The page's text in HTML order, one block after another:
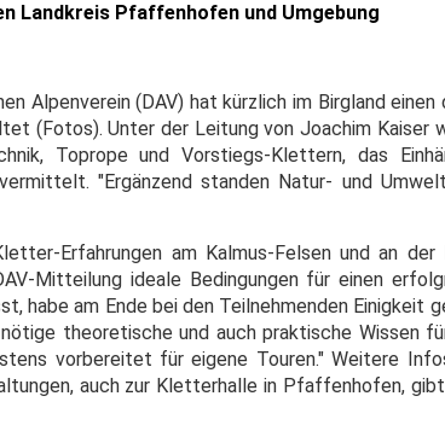
Landkreis Pfaffenhofen und Umgebung
Alpenverein (DAV) hat kürzlich im Birgland einen
(Fotos). Unter der Leitung von Joachim Kaiser
Toprope und Vorstiegs-Klettern, das
"Ergänzend standen Natur- und
Erfahrungen am Kalmus-Felsen und an der
Mitteilung ideale Bedingungen für einen
habe am Ende bei den Teilnehmenden Einigkeit
theoretische und auch praktische Wissen
vorbereitet für eigene Touren." Weitere
auch zur Kletterhalle in Pfaffenhofen,